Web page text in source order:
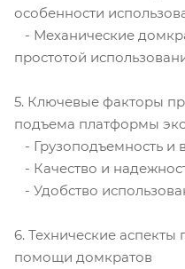
особенности
- Механические
простотой
5. Ключевые факторы
подъема платформы
- Грузоподъемность и
- Качество и
- Удобство
6. Технические
помощи домкратов